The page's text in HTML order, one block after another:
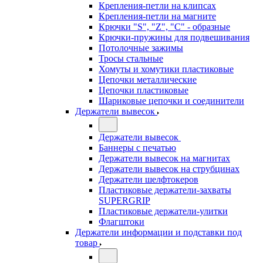
Крепления-петли на клипсах
Крепления-петли на магните
Крючки "S", "Z", "C" - образные
Крючки-пружины для подвешивания
Потолочные зажимы
Тросы стальные
Хомуты и хомутики пластиковые
Цепочки металлические
Цепочки пластиковые
Шариковые цепочки и соединители
Держатели вывесок
Держатели вывесок
Баннеры с печатью
Держатели вывесок на магнитах
Держатели вывесок на струбцинах
Держатели шелфтокеров
Пластиковые держатели-захваты
SUPERGRIP
Пластиковые держатели-улитки
Флагштоки
Держатели информации и подставки под
товар